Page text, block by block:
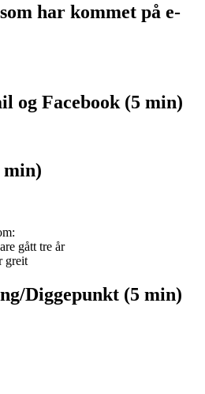
har kommet på e-
og Facebook (5 min)
min)
gått tre år
greit
Diggepunkt (5 min)